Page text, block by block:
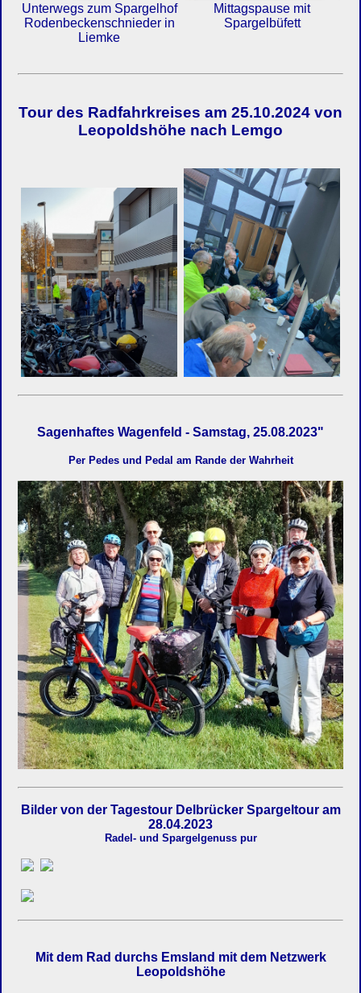
Unterwegs zum Spargelhof
Rodenbeckenschnieder in
Liemke
Mittagspause mit
Spargelbüfett
Tour des Radfahrkreises am 25.10.2024 von
Leopoldshöhe nach Lemgo
Sagenhaftes Wagenfeld - Samstag, 25.08.2023"
Per Pedes und Pedal am Rande der Wahrheit
Bilder von der Tagestour Delbrücker Spargeltour am
28.04.2023
Radel- und Spargelgenuss pur
Mit dem Rad durchs Emsland mit dem Netzwerk
Leopoldshöhe